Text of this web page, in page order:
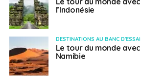
l’Indonésie
DESTINATIONS AU BANC D'ESSAI
Le tour du monde avec
Namibie